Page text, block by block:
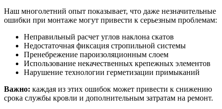
Наш многолетний опыт показывает, что даже незначительные
ошибки при монтаже могут привести к серьезным проблемам:
Неправильный расчет углов наклона скатов
Недостаточная фиксация стропильной системы
Пренебрежение пароизоляционным слоем
Использование некачественных крепежных элементов
Нарушение технологии герметизации примыканий
Важно: каждая из этих ошибок может привести к снижению
срока службы кровли и дополнительным затратам на ремонт.